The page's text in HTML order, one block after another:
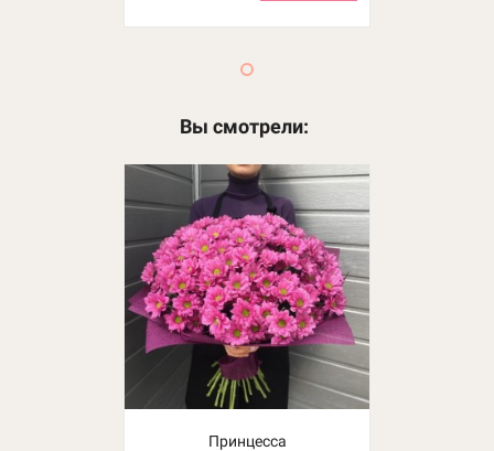
Вы смотрели:
Принцесса